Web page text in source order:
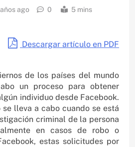
ago 0 5 mins
Descargar artículo en PDF
de los países del mundo
un proceso para obtener
individuo desde Facebook.
lleva a cabo cuando se está
criminal de la persona
en casos de robo o
estas solicitudes por